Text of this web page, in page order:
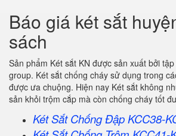
Báo giá két sắt
sách
Sản phẩm Két sắt KN được sản xuất bởi
group. Két sắt chống cháy sử dụng trong
được ưa chuộng. Hiện nay Két sắt không
sản khỏi trộm cắp mà còn chống cháy tốt
Két Sắt Chống Đập KCC38-